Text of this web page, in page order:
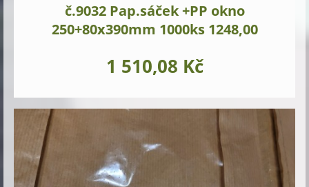
č.9032 Pap.sáček +PP okno
250+80x390mm 1000ks 1248,00
1 510,08 Kč